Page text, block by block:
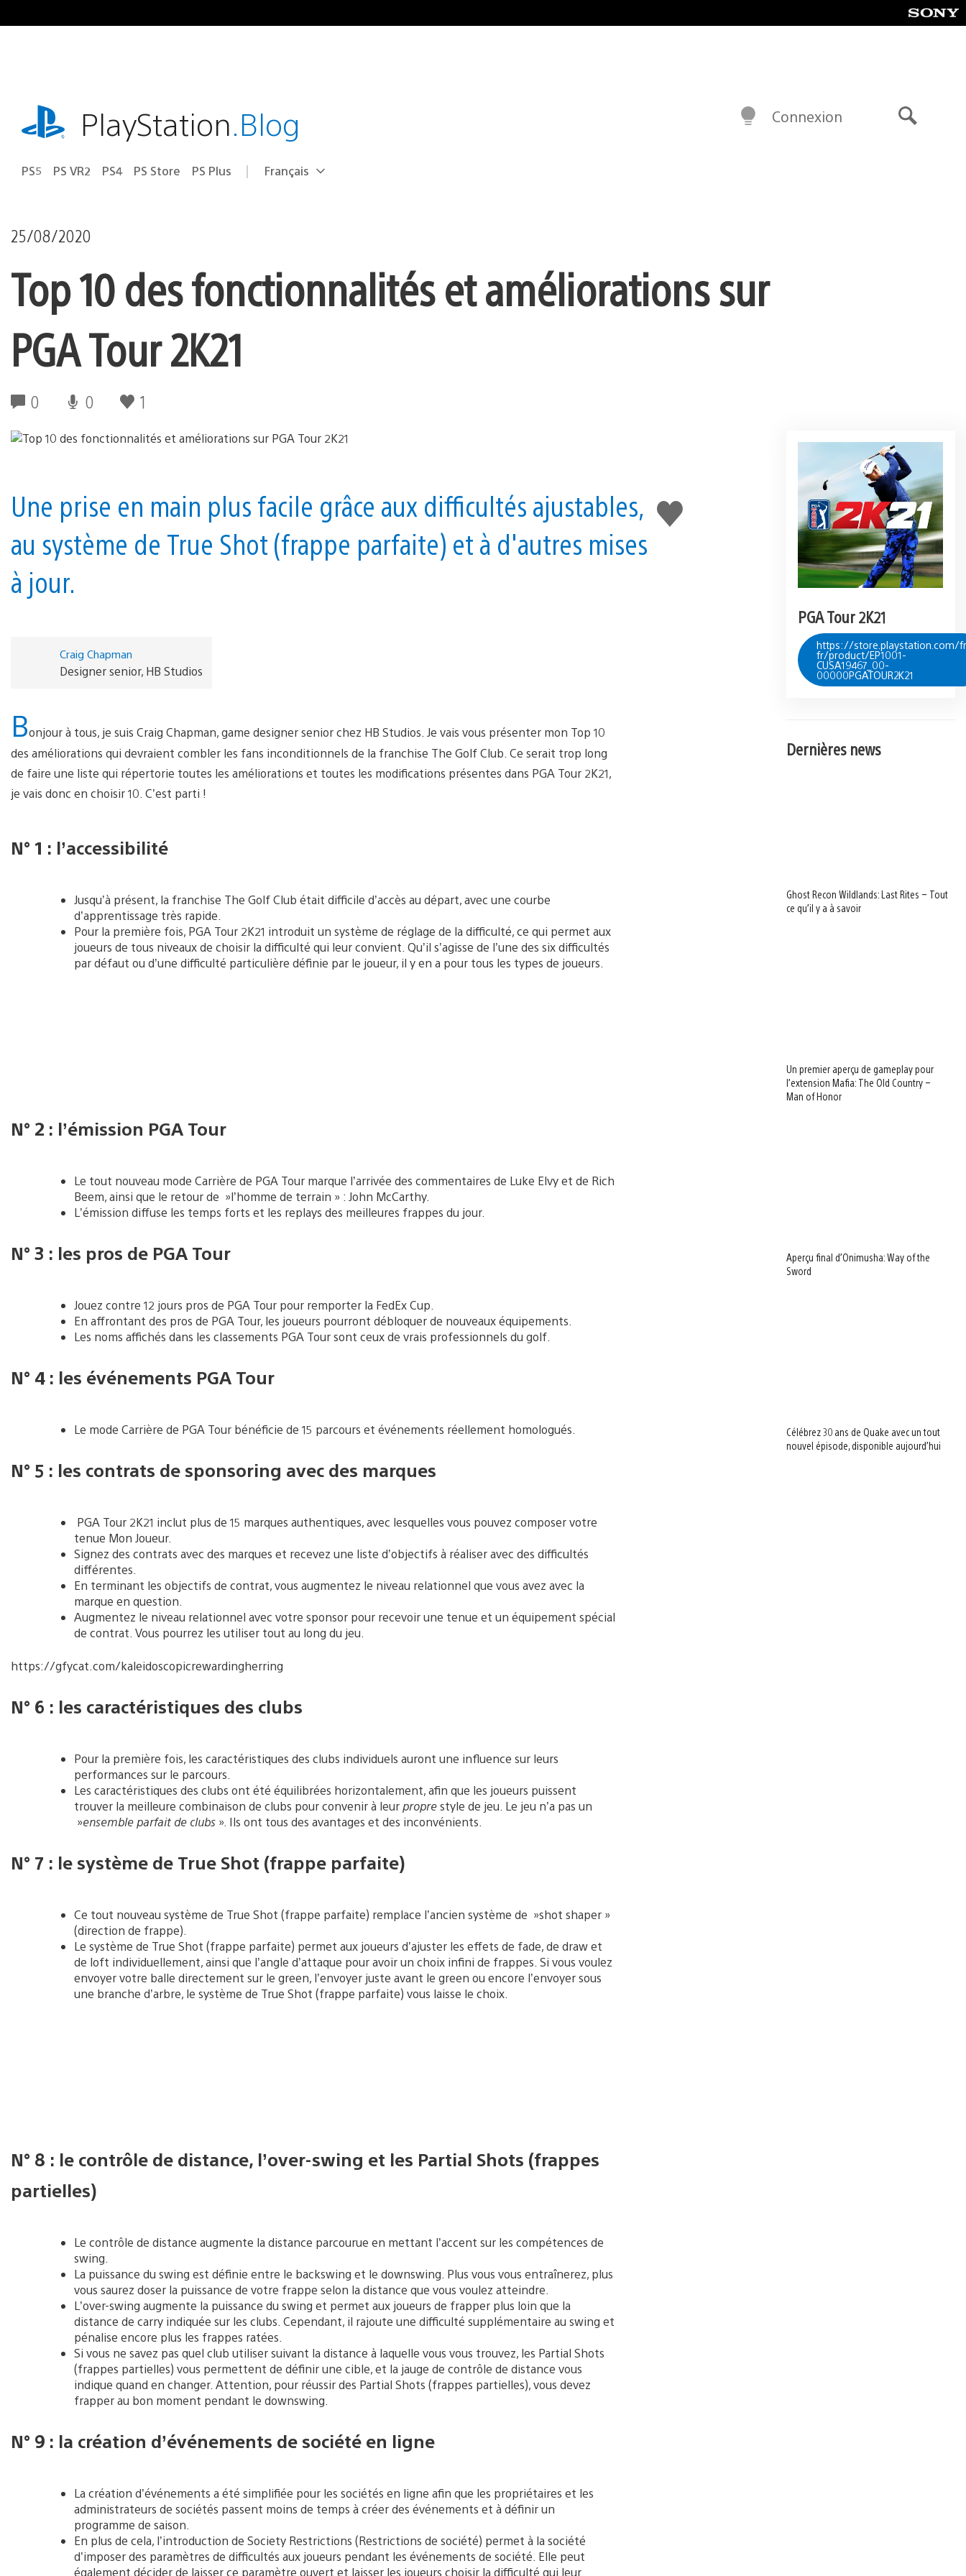
au
playstation.comPlayStation.Blog
PS5 PS VR2 PS4 PS Store PS Plus Choisir
Région
Français
Connexion
25/08/2020
Top 10 des fonctionnalités et améliorations sur
PGA Tour 2K21
0 0 1
J'aime
Une prise en main plus facile grâce aux difficultés ajustables,
au système de True Shot (frappe parfaite) et à d'autres mises
à jour.
Craig Chapman
Designer senior, HB Studios
Bonjour à tous, je suis Craig Chapman, game designer senior chez HB Studios. Je vais vous présenter mon Top 10
des améliorations qui devraient combler les fans inconditionnels de la franchise The Golf Club. Ce serait trop long
de faire une liste qui répertorie toutes les améliorations et toutes les modifications présentes dans PGA Tour 2K21,
je vais donc en choisir 10. C’est parti !
N° 1 : l’accessibilité
Jusqu’à présent, la franchise The Golf Club était difficile d’accès au départ, avec une courbe
d’apprentissage très rapide.
Pour la première fois, PGA Tour 2K21 introduit un système de réglage de la difficulté, ce qui permet aux
joueurs de tous niveaux de choisir la difficulté qui leur convient. Qu’il s’agisse de l’une des six difficultés
par défaut ou d’une difficulté particulière définie par le joueur, il y en a pour tous les types de joueurs.
N° 2 : l’émission PGA Tour
Le tout nouveau mode Carrière de PGA Tour marque l’arrivée des commentaires de Luke Elvy et de Rich
Beem, ainsi que le retour de »l’homme de terrain » : John McCarthy.
L’émission diffuse les temps forts et les replays des meilleures frappes du jour.
N° 3 : les pros de PGA Tour
Jouez contre 12 jours pros de PGA Tour pour remporter la FedEx Cup.
En affrontant des pros de PGA Tour, les joueurs pourront débloquer de nouveaux équipements.
Les noms affichés dans les classements PGA Tour sont ceux de vrais professionnels du golf.
N° 4 : les événements PGA Tour
Le mode Carrière de PGA Tour bénéficie de 15 parcours et événements réellement homologués.
N° 5 : les contrats de sponsoring avec des marques
PGA Tour 2K21 inclut plus de 15 marques authentiques, avec lesquelles vous pouvez composer votre
tenue Mon Joueur.
Signez des contrats avec des marques et recevez une liste d’objectifs à réaliser avec des difficultés
différentes.
En terminant les objectifs de contrat, vous augmentez le niveau relationnel que vous avez avec la
marque en question.
Augmentez le niveau relationnel avec votre sponsor pour recevoir une tenue et un équipement spécial
de contrat. Vous pourrez les utiliser tout au long du jeu.
https://gfycat.com/kaleidoscopicrewardingherring
N° 6 : les caractéristiques des clubs
Pour la première fois, les caractéristiques des clubs individuels auront une influence sur leurs
performances sur le parcours.
Les caractéristiques des clubs ont été équilibrées horizontalement, afin que les joueurs puissent
trouver la meilleure combinaison de clubs pour convenir à leur proprestyle de jeu. Le jeu n’a pas un
»ensemble parfait de clubs ». Ils ont tous des avantages et des inconvénients.
N° 7 : le système de True Shot (frappe parfaite)
Ce tout nouveau système de True Shot (frappe parfaite) remplace l’ancien système de »shot shaper »
(direction de frappe).
Le système de True Shot (frappe parfaite) permet aux joueurs d’ajuster les effets de fade, de draw et
de loft individuellement, ainsi que l’angle d’attaque pour avoir un choix infini de frappes. Si vous voulez
envoyer votre balle directement sur le green, l’envoyer juste avant le green ou encore l’envoyer sous
une branche d’arbre, le système de True Shot (frappe parfaite) vous laisse le choix.
N° 8 : le contrôle de distance, l’over-swing et les Partial Shots (frappes
partielles)
Le contrôle de distance augmente la distance parcourue en mettant l’accent sur les compétences de
swing.
La puissance du swing est définie entre le backswing et le downswing. Plus vous vous entraînerez, plus
vous saurez doser la puissance de votre frappe selon la distance que vous voulez atteindre.
L’over-swing augmente la puissance du swing et permet aux joueurs de frapper plus loin que la
distance de carry indiquée sur les clubs. Cependant, il rajoute une difficulté supplémentaire au swing et
pénalise encore plus les frappes ratées.
Si vous ne savez pas quel club utiliser suivant la distance à laquelle vous vous trouvez, les Partial Shots
(frappes partielles) vous permettent de définir une cible, et la jauge de contrôle de distance vous
indique quand en changer. Attention, pour réussir des Partial Shots (frappes partielles), vous devez
frapper au bon moment pendant le downswing.
N° 9 : la création d’événements de société en ligne
La création d’événements a été simplifiée pour les sociétés en ligne afin que les propriétaires et les
administrateurs de sociétés passent moins de temps à créer des événements et à définir un
programme de saison.
En plus de cela, l’introduction de Society Restrictions (Restrictions de société) permet à la société
d’imposer des paramètres de difficultés aux joueurs pendant les événements de société. Elle peut
également décider de laisser ce paramètre ouvert et laisser les joueurs choisir la difficulté qui leur
PGA Tour 2K21
https://store.playstation.com/
fr/product/EP1001-
CUSA19467_00-
00000PGATOUR2K21
Dernières news
Ghost Recon Wildlands: Last Rites – Tout
ce qu’il y a à savoir
Un premier aperçu de gameplay pour
l’extension Mafia: The Old Country –
Man of Honor
Aperçu final d’Onimusha: Way of the
Sword
Célébrez 30 ans de Quake avec un tout
nouvel épisode, disponible aujourd’hui